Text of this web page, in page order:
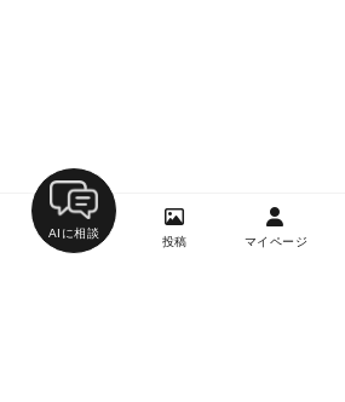
AIに相談
投稿 マイページ